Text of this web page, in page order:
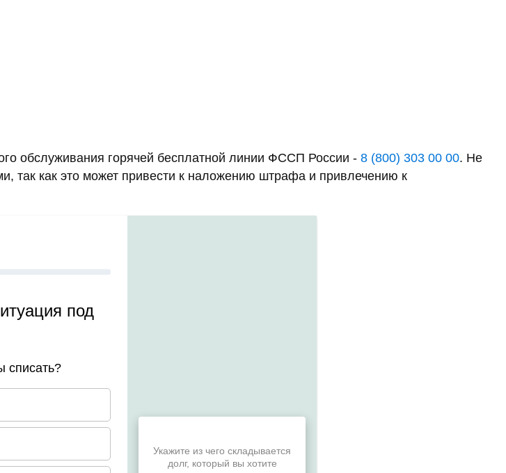
обслуживания горячей бесплатной линии ФССП России - 8 (800) 303 00 00. Не
так как это может привести к наложению штрафа и привлечению к